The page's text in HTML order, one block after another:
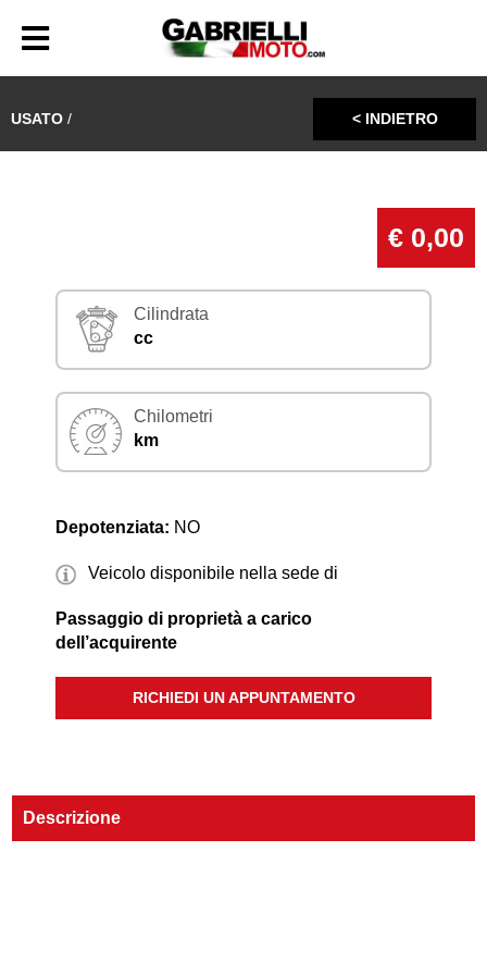
USATO / < INDIETRO
€ 0,00
Cilindrata
cc
Chilometri
km
Depotenziata: NO
Veicolo disponibile nella sede di
Passaggio di proprietà a carico
dell’acquirente
RICHIEDI UN APPUNTAMENTO
Descrizione